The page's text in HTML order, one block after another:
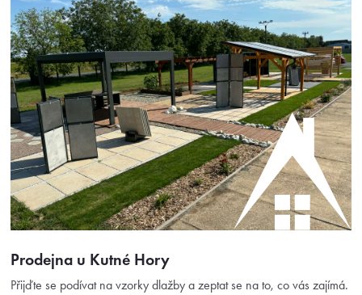
Prodejna u Kutné Hory
Přijďte se podívat na vzorky dlažby a zeptat se na to, co vás zajímá.